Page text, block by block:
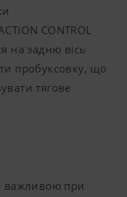
CONTROL
на задню вісь
пробуксовку, що
тягове
важливою при